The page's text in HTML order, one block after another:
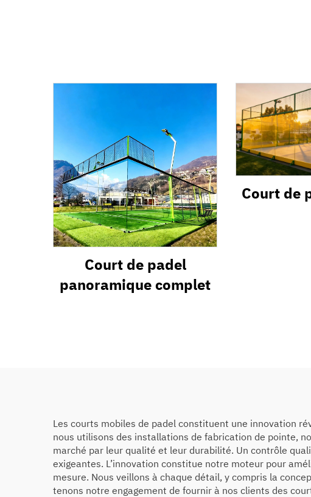
Court de padel
panoramique complet
Court de
Les courts mobiles de padel constituent une innovation
nous utilisons des installations de fabrication de pointe,
marché par leur qualité et leur durabilité. Un contrôle
exigeantes. L’innovation constitue notre moteur pour
mesure. Nous veillons à chaque détail, y compris la
tenons notre engagement de fournir à nos clients des